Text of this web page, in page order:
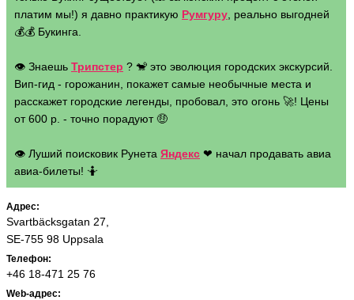
платим мы!) я давно практикую Румгуру , реально выгодней
💰💰 Букинга.
👁 Знаешь Трипстер ? 🐒 это эволюция городских экскурсий.
Вип-гид - горожанин, покажет самые необычные места и
расскажет городские легенды, пробовал, это огонь 🚀! Цены
от 600 р. - точно порадуют 🤑
👁 Луший поисковик Рунета Яндекс ❤ начал продавать авиа
авиа-билеты! 🤷
Адрес:
Svartbäcksgatan 27,
SE-755 98 Uppsala
Телефон:
+46 18-471 25 76
Web-адрес: